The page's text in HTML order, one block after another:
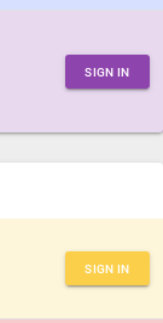
SIGN IN
CLOSE
SIGN IN